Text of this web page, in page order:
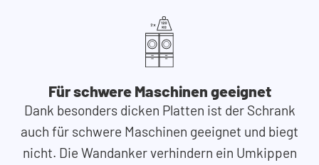
Für schwere Maschinen geeignet
Dank besonders dicken Platten ist der Schrank
auch für schwere Maschinen geeignet und biegt
nicht. Die Wandanker verhindern ein Umkippen